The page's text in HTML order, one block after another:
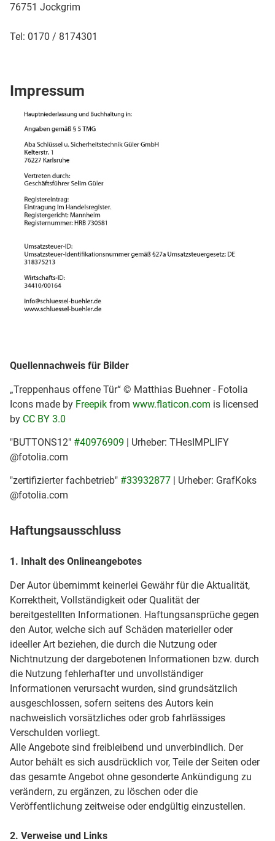
76751 Jockgrim
Tel: 0170 / 8174301
Impressum
Quellennachweis für Bilder
„Treppenhaus offene Tür“ © Matthias Buehner - Fotolia
Icons made by Freepik from www.flaticon.com is licensed
by CC BY 3.0
"BUTTONS12" #40976909 | Urheber: THesIMPLIFY
@fotolia.com
"zertifizierter fachbetrieb" #33932877 | Urheber: GrafKoks
@fotolia.com
Haftungsausschluss
1. Inhalt des Onlineangebotes
Der Autor übernimmt keinerlei Gewähr für die Aktualität,
Korrektheit, Vollständigkeit oder Qualität der
bereitgestellten Informationen. Haftungsansprüche gegen
den Autor, welche sich auf Schäden materieller oder
ideeller Art beziehen, die durch die Nutzung oder
Nichtnutzung der dargebotenen Informationen bzw. durch
die Nutzung fehlerhafter und unvollständiger
Informationen verursacht wurden, sind grundsätzlich
ausgeschlossen, sofern seitens des Autors kein
nachweislich vorsätzliches oder grob fahrlässiges
Verschulden vorliegt.
Alle Angebote sind freibleibend und unverbindlich. Der
Autor behält es sich ausdrücklich vor, Teile der Seiten oder
das gesamte Angebot ohne gesonderte Ankündigung zu
verändern, zu ergänzen, zu löschen oder die
Veröffentlichung zeitweise oder endgültig einzustellen.
2. Verweise und Links